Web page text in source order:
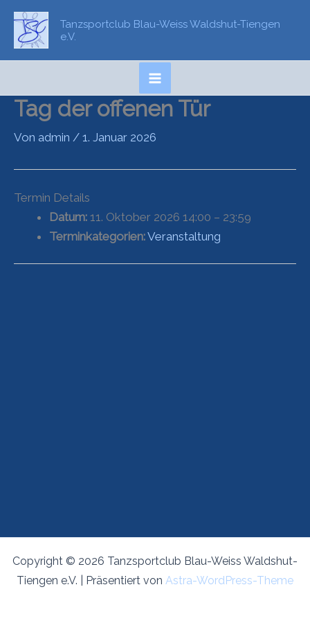
Zum
Inhalt
springen
Tanzsportclub Blau-Weiss Waldshut-Tiengen
e.V.
Tag der offenen Tür
Von admin / 1. Januar 2026
Termin Details
Datum: 11. Oktober 2026 14:00 – 23:59
Terminkategorien:Veranstaltung
Copyright © 2026 Tanzsportclub Blau-Weiss Waldshut-
Tiengen e.V. | Präsentiert von Astra-WordPress-Theme